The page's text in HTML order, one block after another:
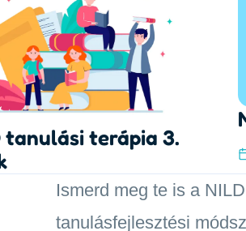
tanulási terápia 3.
Ismerd meg te is a
tanulásfejlesztési